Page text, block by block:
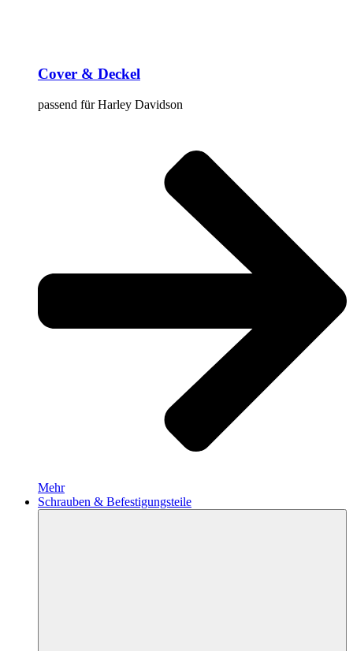
Cover & Deckel
passend für Harley Davidson
Mehr
Schrauben & Befestigungsteile